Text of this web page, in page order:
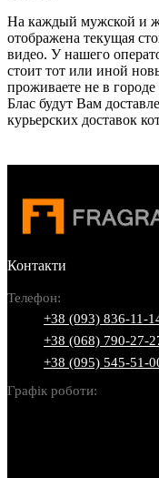
На каждый мужской и
отображена текущая
видео. У нашего
стоит тот или иной
проживаете не в
Блас будут Вам
курьерских доставок
Контакти
Телефон:
+38 (093) 836-11-
+38 (068) 790-27-
+38 (095) 545-51-
Графік роботи: